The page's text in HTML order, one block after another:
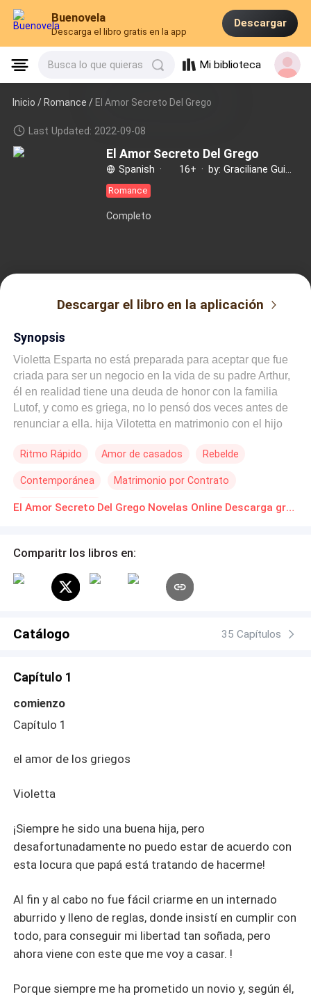
Buenovela
Descarga el libro gratis en la app
Descargar
Busca lo que quieras Mi biblioteca
Inicio /Romance / El Amor Secreto Del Grego
Last Updated: 2022-09-08
El Amor Secreto Del Grego
Spanish · 16+ ·
Romance
Completo
Descargar el libro en la aplicación
Synopsis
Violetta Esparta no está preparada para aceptar que fue
criada para ser un negocio en la vida de su padre Arthur,
él en realidad tiene una deuda de honor con la familia
Lutof, y como es griega, no lo pensó dos veces antes de
renunciar a ella. hija Vilotetta en matrimonio con el hijo
familias, incluso Arthur se vino a vivir a Brasil, por tanta
griego no le dejaba vivir en paz. Además de haber sido
obligado por el clan Santorini a abandonar la isla. Alexie
entrará en la vida del bello joven rebelde será el
Alexandre está haciendo todo según el acuerdo de su
padre, hecho hace muchos años, pero no todo tiene que
siente que la llama de la pasión enciende su corazón roto
físicamente y esconde su condición para no sufrir el
Ritmo Rápido Amor de casados Rebelde
Contemporánea Matrimonio por Contrato
Romance oscuro El Amor Secreto Del Grego Novelas Online Descarga gratuita de PDF
Comparitr los libros en:
Catálogo 35 Capítulos
Capítulo 1
comienzo
Capítulo 1
el amor de los griegos
Violetta
¡Siempre he sido una buena hija, pero
desafortunadamente no puedo estar de acuerdo con
esta locura que papá está tratando de hacerme!
Al fin y al cabo no fue fácil criarme en un internado
aburrido y lleno de reglas, donde insistí en cumplir con
todo, para conseguir mi libertad tan soñada, pero
ahora viene con este que me voy a casar. !
Porque siempre me ha prometido un novio y, según él,